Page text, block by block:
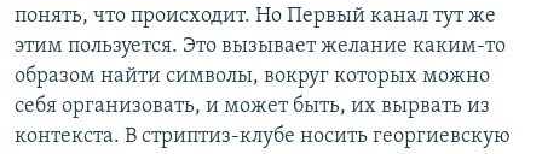
понять, что происходит. Но Первый канал тут же
этим пользуется. Это вызывает желание каким-то
образом найти символы, вокруг которых можно
себя организовать, и может быть, их вырвать из
контекста. В стриптиз-клубе носить георгиевскую